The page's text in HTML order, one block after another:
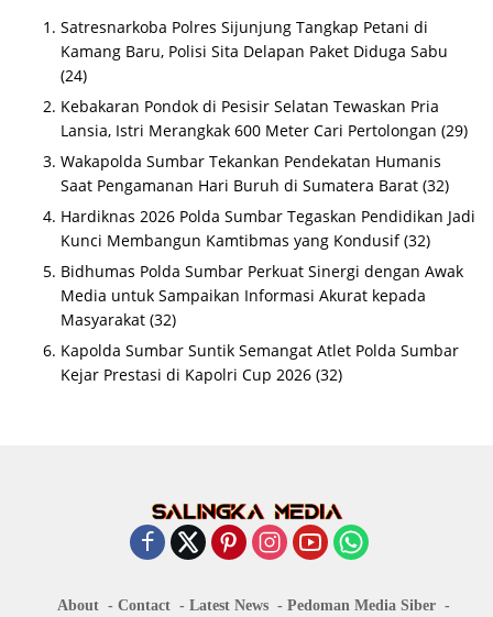
Satresnarkoba Polres Sijunjung Tangkap Petani di
Kamang Baru, Polisi Sita Delapan Paket Diduga Sabu
(24)
Kebakaran Pondok di Pesisir Selatan Tewaskan Pria
Lansia, Istri Merangkak 600 Meter Cari Pertolongan (29)
Wakapolda Sumbar Tekankan Pendekatan Humanis
Saat Pengamanan Hari Buruh di Sumatera Barat (32)
Hardiknas 2026 Polda Sumbar Tegaskan Pendidikan Jadi
Kunci Membangun Kamtibmas yang Kondusif (32)
Bidhumas Polda Sumbar Perkuat Sinergi dengan Awak
Media untuk Sampaikan Informasi Akurat kepada
Masyarakat (32)
Kapolda Sumbar Suntik Semangat Atlet Polda Sumbar
Kejar Prestasi di Kapolri Cup 2026 (32)
About Contact Latest News Pedoman Media Siber